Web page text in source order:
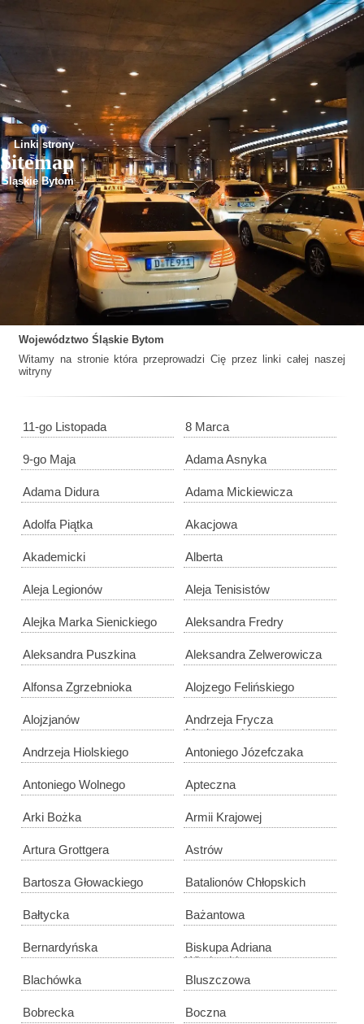
Linki strony
Sitemap
Śląskie Bytom
Województwo Śląskie Bytom
Witamy na stronie która przeprowadzi Cię przez linki całej naszej
witryny
11-go Listopada 8 Marca
9-go Maja Adama Asnyka
Adama Didura Adama Mickiewicza
Adolfa Piątka Akacjowa
Akademicki Alberta
Aleja Legionów Aleja Tenisistów
Alejka Marka Sienickiego Aleksandra Fredry
Aleksandra Puszkina Aleksandra Zelwerowicza
Alfonsa Zgrzebnioka Alojzego Felińskiego
Alojzjanów
Andrzeja Frycza
Modrzewskiego
Andrzeja Hiolskiego
Antoniego Józefczaka
Antoniego Wolnego Apteczna
Arki Bożka Armii Krajowej
Artura Grottgera Astrów
Bartosza Głowackiego Batalionów Chłopskich
Bałtycka Bażantowa
Bernardyńska
Biskupa Adriana
Włodarskiego
Blachówka
Bluszczowa
Bobrecka Boczna